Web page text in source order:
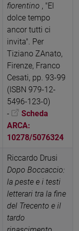
fiorentino , "El
dolce tempo
ancor tutti ci
invita". Per
Tiziano ZAnato,
Firenze, Franco
Cesati, pp. 93-99
(ISBN 979-12-
5496-123-0)
-
Scheda
ARCA:
10278/5076324
Riccardo Drusi
Dopo Boccaccio:
la peste e i testi
letterari tra la fine
del Trecento e il
tardo